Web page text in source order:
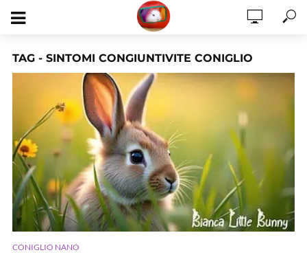
TAG - SINTOMI CONGIUNTIVITE CONIGLIO
CONIGLIO NANO